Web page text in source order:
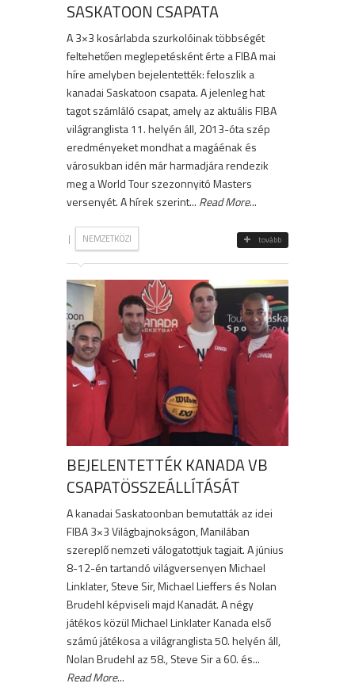
SASKATOON CSAPATA
A 3×3 kosárlabda szurkolóinak többségét
feltehetően meglepetésként érte a FIBA mai
híre amelyben bejelentették: feloszlik a
kanadai Saskatoon csapata. A jelenleg hat
tagot számláló csapat, amely az aktuális FIBA
világranglista 11. helyén áll, 2013-óta szép
eredményeket mondhat a magáénak és
városukban idén már harmadjára rendezik
meg a World Tour szezonnyitó Masters
versenyét. A hírek szerint... Read More...
| NEMZETKÖZI tovább
BEJELENTETTÉK KANADA VB
CSAPATÖSSZEÁLLÍTÁSÁT
A kanadai Saskatoonban bemutatták az idei
FIBA 3×3 Világbajnokságon, Manilában
szereplő nemzeti válogatottjuk tagjait. A június
8-12-én tartandó világversenyen Michael
Linklater, Steve Sir, Michael Lieffers és Nolan
Brudehl képviseli majd Kanadát. A négy
játékos közül Michael Linklater Kanada első
számú játékosa a világranglista 50. helyén áll,
Nolan Brudehl az 58., Steve Sir a 60. és...
Read More...